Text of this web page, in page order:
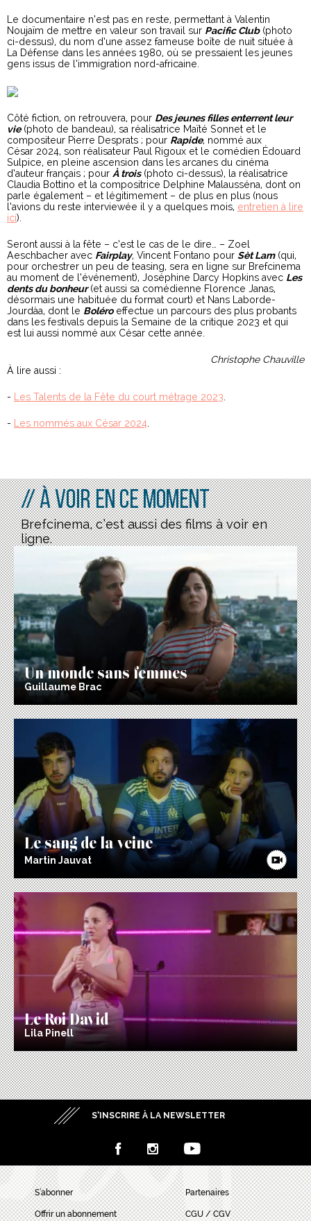
Le documentaire n’est pas en reste, permettant à Valentin
Noujaïm de mettre en valeur son travail sur Pacific Club(photo
ci-dessus), du nom d’une assez fameuse boîte de nuit située à
La Défense dans les années 1980, où se pressaient les jeunes
gens issus de l’immigration nord-africaine.
Côté fiction, on retrouvera, pour Des jeunes filles enterrent leur
vie(photo de bandeau), sa réalisatrice Maïté Sonnet et le
compositeur Pierre Desprats ; pour Rapide, nommé aux
César 2024, son réalisateur Paul Rigoux et le comédien Édouard
Sulpice, en pleine ascension dans les arcanes du cinéma
d’auteur français ; pour À trois(photo ci-dessus), la réalisatrice
Claudia Bottino et la compositrice Delphine Malausséna, dont on
parle également – et légitimement – de plus en plus (nous
l’avions du reste interviewée il y a quelques mois, entretien à lire
ici).
Seront aussi à la fête – c’est le cas de le dire… – Zoel
Aeschbacher avec Fairplay, Vincent Fontano pour Sèt Lam(qui,
pour orchestrer un peu de teasing, sera en ligne sur Brefcinema
au moment de l’événement), Joséphine Darcy Hopkins avec Les
dents du bonheur(et aussi sa comédienne Florence Janas,
désormais une habituée du format court) et Nans Laborde-
Jourdàa, dont le Boléroeffectue un parcours des plus probants
dans les festivals depuis la Semaine de la critique 2023 et qui
est lui aussi nommé aux César cette année.
Christophe Chauville
À lire aussi :
- Les Talents de la Fête du court métrage 2023
- Les nommés aux César 2024
// À voir en ce moment
Brefcinema, c’est aussi des films à voir en
ligne.
Un monde sans femmes
Guillaume Brac
Le sang de la veine
Martin Jauvat
Le Roi David
Lila Pinell
S’INSCRIRE À LA NEWSLETTER
S’abonner
Offrir un abonnement
Partenaires
CGU / CGV